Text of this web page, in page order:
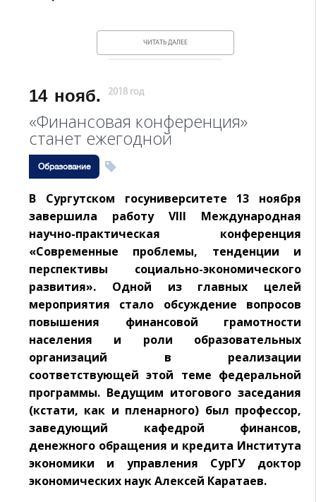
ЧИТАТЬ ДАЛЕЕ
14 нояб. 2018 год
«Финансовая конференция»
станет ежегодной
Образование
В Сургутском госуниверситете 13 ноября
завершила работу VIII Международная
научно-практическая конференция
«Современные проблемы, тенденции и
перспективы социально-экономического
развития». Одной из главных целей
мероприятия стало обсуждение вопросов
повышения финансовой грамотности
населения и роли образовательных
организаций в реализации
соответствующей этой теме федеральной
программы. Ведущим итогового заседания
(кстати, как и пленарного) был профессор,
заведующий кафедрой финансов,
денежного обращения и кредита Института
экономики и управления СурГУ доктор
экономических наук Алексей Каратаев.